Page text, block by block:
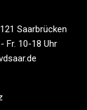
Saarbrücken
Fr. 10-18 Uhr